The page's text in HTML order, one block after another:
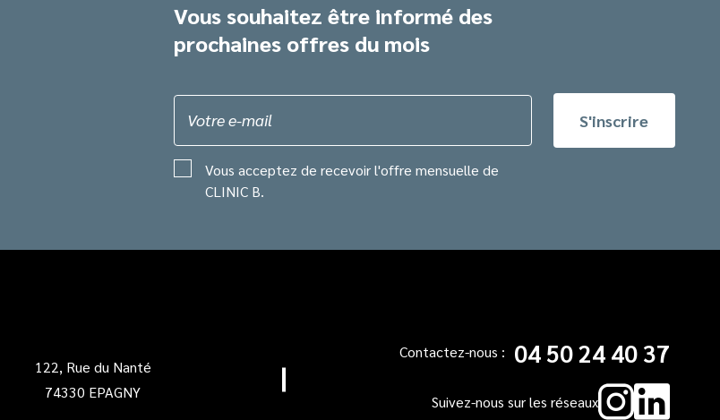
Vous souhaitez être informé des
prochaines offres du mois
Votre e-mail
Vous acceptez de recevoir l'offre mensuelle de
CLINIC B.
122, Rue du Nanté
74330 EPAGNY
Contactez-nous : 04 50 24 40 37
Suivez-nous sur les réseaux